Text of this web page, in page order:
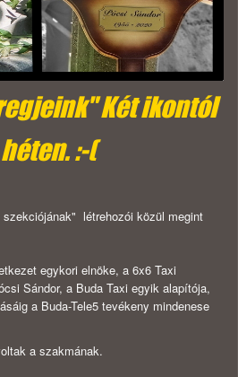
Két ikontól
:-(
létrehozói közül megint
egykori elnöke, a 6x6 Taxi
Sándor, a Buda Taxi egyik alapítója,
a Buda-Tele5 tevékeny mindenese
a szakmának.